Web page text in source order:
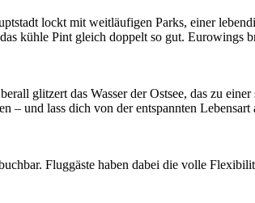
lockt mit weitläufigen Parks, einer
kühle Pint gleich doppelt so gut. Eurowings
glitzert das Wasser der Ostsee, das zu
– und lass dich von der entspannten
Fluggäste haben dabei die volle